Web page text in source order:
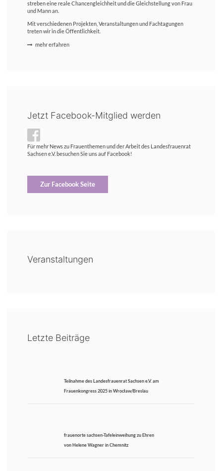
streben eine reale Chancengleichheit und die Gleichstellung von Frau
und Mann an.
Mit verschiedenen Projekten, Veranstaltungen und Fachtagungen
treten wir in die Öffentlichkeit.
mehr erfahren
Jetzt Facebook-Mitglied werden
Für mehr News zu Frauenthemen und der Arbeit des Landesfrauenrat
Sachsen e.V. besuchen Sie uns auf Facebook!
Zur Facebook Seite
Veranstaltungen
Letzte Beiträge
Teilnahme des Landesfrauenrat Sachsen e.V. am
Frauenkongress 2025 in Wrocław/Breslau
frauenorte sachsen-Tafeleinweihung zu Ehren
von Helene Wagner in Chemnitz